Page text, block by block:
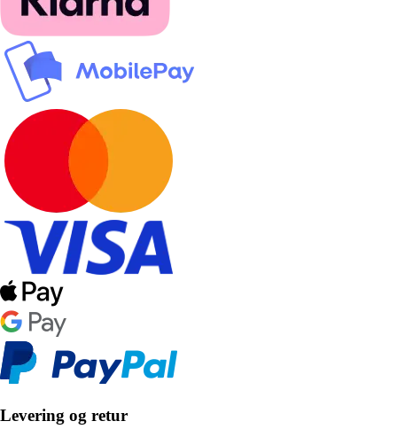
Levering og retur